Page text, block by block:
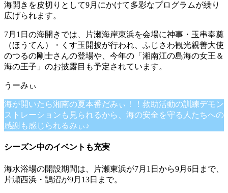
海開きを皮切りとして9月にかけて多彩なプログラムが繰り
広げられます。
7月1日の海開きでは、片瀬海岸東浜を会場に神事・玉串奉奠
（ほうてん）・くす玉開披が行われ、ふじさわ観光親善大使
のつるの剛士さんの登場や、今年の「湘南江の島海の女王＆
海の王子」のお披露目も予定されています。
海が開いたら湘南の夏本番だみぃ！！救助活動の訓練デモン
ストレーションも見られるから、海の安全を守る人たちへの
感謝も感じられるみぃ♪
シーズン中のイベントも充実
海水浴場の開設期間は、片瀬東浜が7月1日から9月6日まで、
片瀬西浜・鵠沼が9月13日まで。